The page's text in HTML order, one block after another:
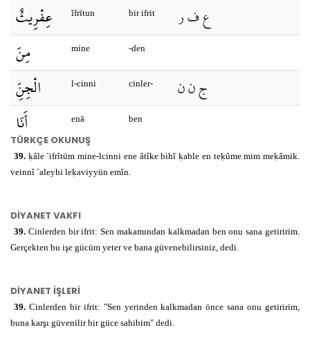
عِفْرِيتٌ
ǐfrītun bir ifrit
ع ف ر
مِنَ
mine -den
الْجِنِّ l-cinni cinler-
ج ن ن
أَنَا
enā ben
اتِيكَ ātīke
sana
ا ت ي
قَبْلَ ḳable önce
ق ب ل
تَقُومَ
kalkmadan
ق و م
TÜRKÇE OKUNUŞ
39. ḳâle `ifrîtüm mine-lcinni ene âtîke bihî ḳable en teḳûme mim meḳâmik.
veinnî `aleyhi leḳaviyyün emîn.
DİYANET VAKFI
39. Cinlerden bir ifrit: Sen makamından kalkmadan ben onu sana getiririm.
Gerçekten bu işe gücüm yeter ve bana güvenebilirsiniz, dedi.
DİYANET İŞLERİ
39. Cinlerden bir ifrit: "Sen yerinden kalkmadan önce sana onu getiririm,
buna karşı güvenilir bir güce sahibim" dedi.